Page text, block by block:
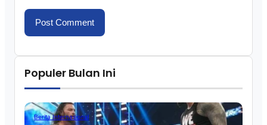
Populer Bulan Ini
Berita Internasional